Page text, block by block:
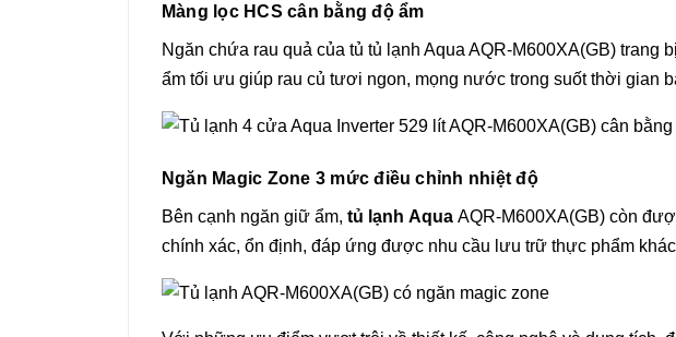
Màng lọc HCS cân bằng độ ẩm
Ngăn chứa rau quả của tủ tủ lạnh Aqua AQR-M600XA(GB)
ẩm tối ưu giúp rau củ tươi ngon, mọng nước trong suốt thời gian
Ngăn Magic Zone 3 mức điều chỉnh nhiệt độ
Bên cạnh ngăn giữ ẩm, tủ lạnh Aqua AQR-M600XA(GB) còn
chính xác, ổn định, đáp ứng được nhu cầu lưu trữ thực phẩm